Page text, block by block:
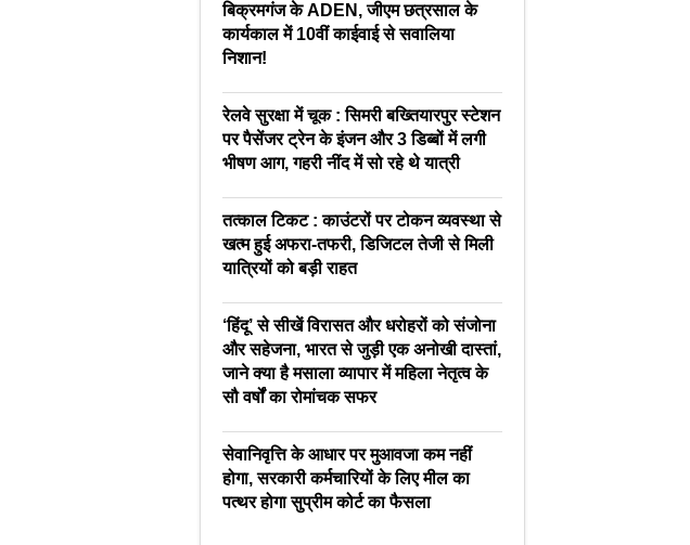
बिक्रमगंज के ADEN, जीएम छत्रसाल के
कार्यकाल में 10वीं काईवाई से सवालिया
निशान!
रेलवे सुरक्षा में चूक : सिमरी बख्तियारपुर स्टेशन
पर पैसेंजर ट्रेन के इंजन और 3 डिब्बों में लगी
भीषण आग, गहरी नींद में सो रहे थे यात्री
तत्काल टिकट : काउंटरों पर टोकन व्यवस्था से
खत्म हुई अफरा-तफरी, डिजिटल तेजी से मिली
यात्रियों को बड़ी राहत
‘हिंदू’ से सीखें विरासत और धरोहरों को संजोना
और सहेजना, भारत से जुड़ी एक अनोखी दास्तां,
जाने क्या है मसाला व्यापार में महिला नेतृत्व के
सौ वर्षों का रोमांचक सफर
सेवानिवृत्ति के आधार पर मुआवजा कम नहीं
होगा, सरकारी कर्मचारियों के लिए मील का
पत्थर होगा सुप्रीम कोर्ट का फैसला